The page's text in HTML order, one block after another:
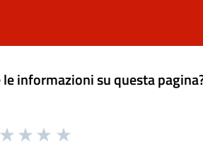
informazioni su questa